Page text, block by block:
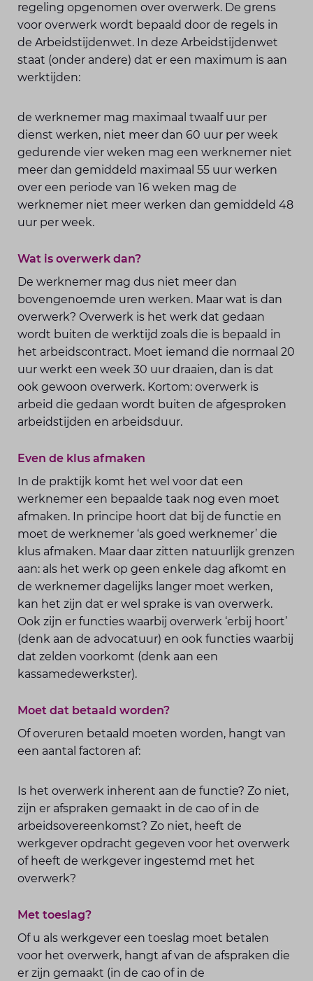
regeling opgenomen over overwerk. De grens
voor overwerk wordt bepaald door de regels in
de Arbeidstijdenwet. In deze Arbeidstijdenwet
staat (onder andere) dat er een maximum is aan
werktijden:
de werknemer mag maximaal twaalf uur per
dienst werken, niet meer dan 60 uur per week
gedurende vier weken mag een werknemer niet
meer dan gemiddeld maximaal 55 uur werken
over een periode van 16 weken mag de
werknemer niet meer werken dan gemiddeld 48
uur per week.
Wat is overwerk dan?
De werknemer mag dus niet meer dan
bovengenoemde uren werken. Maar wat is dan
overwerk? Overwerk is het werk dat gedaan
wordt buiten de werktijd zoals die is bepaald in
het arbeidscontract. Moet iemand die normaal 20
uur werkt een week 30 uur draaien, dan is dat
ook gewoon overwerk. Kortom: overwerk is
arbeid die gedaan wordt buiten de afgesproken
arbeidstijden en arbeidsduur.
Even de klus afmaken
In de praktijk komt het wel voor dat een
werknemer een bepaalde taak nog even moet
afmaken. In principe hoort dat bij de functie en
moet de werknemer ‘als goed werknemer’ die
klus afmaken. Maar daar zitten natuurlijk grenzen
aan: als het werk op geen enkele dag afkomt en
de werknemer dagelijks langer moet werken,
kan het zijn dat er wel sprake is van overwerk.
Ook zijn er functies waarbij overwerk ‘erbij hoort’
(denk aan de advocatuur) en ook functies waarbij
dat zelden voorkomt (denk aan een
kassamedewerkster).
Moet dat betaald worden?
Of overuren betaald moeten worden, hangt van
een aantal factoren af:
Is het overwerk inherent aan de functie? Zo niet,
zijn er afspraken gemaakt in de cao of in de
arbeidsovereenkomst? Zo niet, heeft de
werkgever opdracht gegeven voor het overwerk
of heeft de werkgever ingestemd met het
overwerk?
Met toeslag?
Of u als werkgever een toeslag moet betalen
voor het overwerk, hangt af van de afspraken die
er zijn gemaakt (in de cao of in de